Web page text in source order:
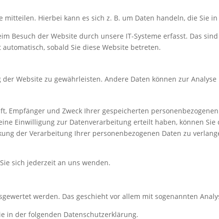
Hierbei kann es sich z. B. um Daten handeln, die Sie
Besuch der Website durch unsere IT-Systeme erfasst. Das
sobald Sie diese Website betreten.
Website zu gewährleisten. Andere Daten können zur
Empfänger und Zweck Ihrer gespeicherten
Einwilligung zur Datenverarbeitung erteilt haben, können
der Verarbeitung Ihrer personenbezogenen Daten zu
sich jederzeit an uns wenden.
werden. Das geschieht vor allem mit sogenannten
in der folgenden Datenschutzerklärung.